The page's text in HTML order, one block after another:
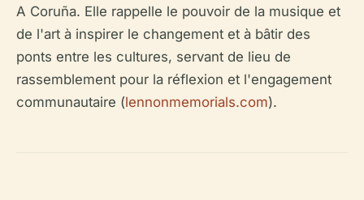
A Coruña. Elle rappelle le pouvoir de la musique et
de l'art à inspirer le changement et à bâtir des
ponts entre les cultures, servant de lieu de
rassemblement pour la réflexion et l'engagement
communautaire (lennonmemorials.com).